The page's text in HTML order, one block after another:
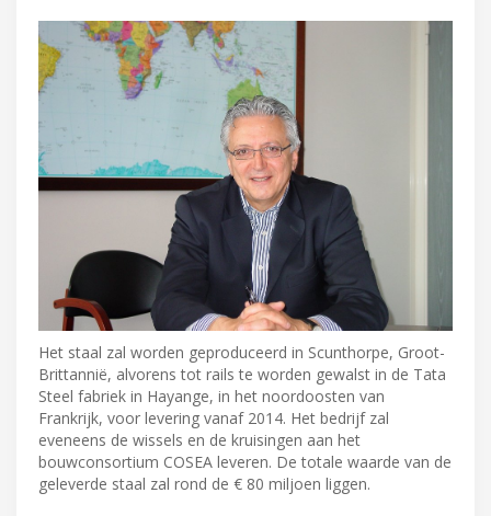
Het staal zal worden geproduceerd in Scunthorpe, Groot-
Brittannië, alvorens tot rails te worden gewalst in de Tata
Steel fabriek in Hayange, in het noordoosten van
Frankrijk, voor levering vanaf 2014. Het bedrijf zal
eveneens de wissels en de kruisingen aan het
bouwconsortium COSEA leveren. De totale waarde van de
geleverde staal zal rond de € 80 miljoen liggen.